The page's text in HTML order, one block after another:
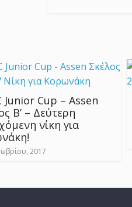
Junior Cup – Assen
Β’ – Δεύτερη
νίκη για
2017